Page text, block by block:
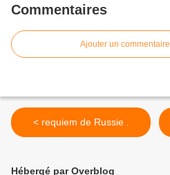
Commentaires
Ajouter un commentaire
< requiem de Russie .
Hébergé par Overblog